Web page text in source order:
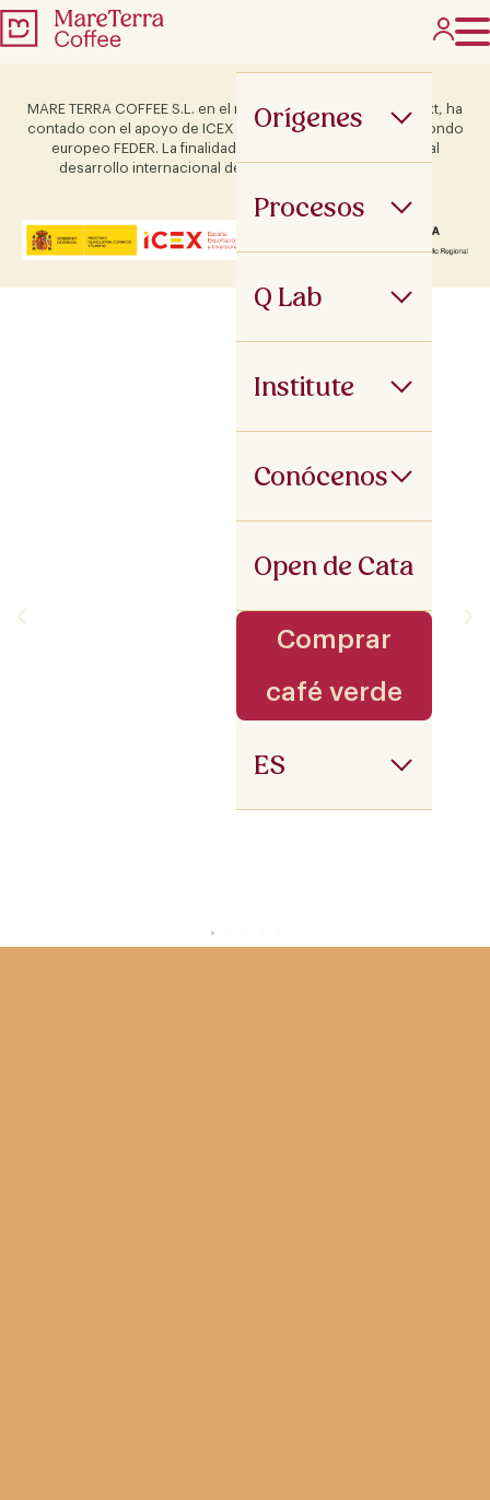
Orígenes
Procesos
Q Lab
Institute
Conócenos
Open de Cata
Comprar
café verde
ES
MARE TERRA COFFEE S.L. en el marco del Programa ICEX Next, ha
contado con el apoyo de ICEX y con la cofinanciación del fondo
europeo FEDER. La finalidad de este apoyo es contribuir al
desarrollo internacional de la empresa y de su entorno.